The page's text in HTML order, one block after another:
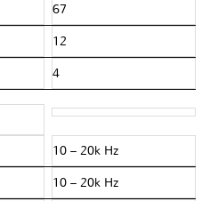
67
12
4
10 – 20k Hz
10 – 20k Hz